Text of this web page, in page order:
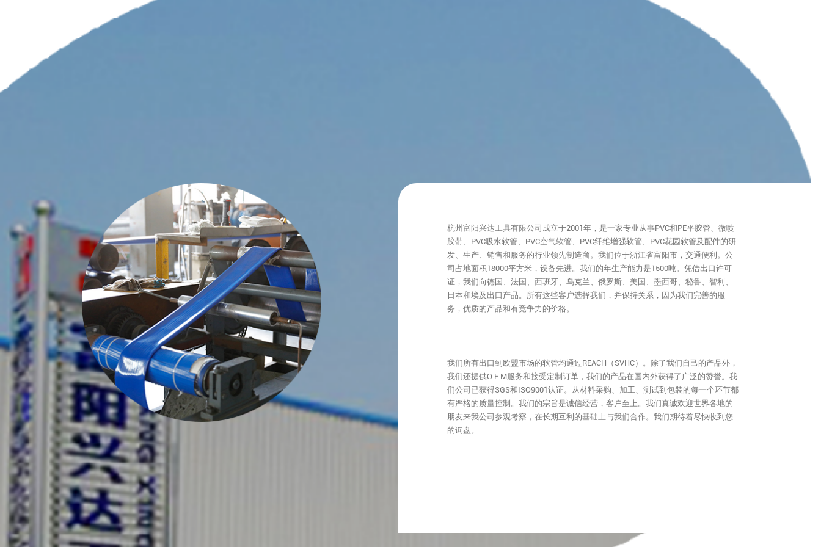
杭州富阳兴达工具有限公司成立于2001年，是一家专业从事PVC和PE平胶管、微喷
胶带、PVC吸水软管、PVC空气软管、PVC纤维增强软管、PVC花园软管及配件的研
发、生产、销售和服务的行业领先制造商。我们位于浙江省富阳市，交通便利。公
司占地面积18000平方米，设备先进。我们的年生产能力是1500吨。凭借出口许可
证，我们向德国、法国、西班牙、乌克兰、俄罗斯、美国、墨西哥、秘鲁、智利、
日本和埃及出口产品。所有这些客户选择我们，并保持关系，因为我们完善的服
务，优质的产品和有竞争力的价格。
我们所有出口到欧盟市场的软管均通过REACH（SVHC）。除了我们自己的产品外，
我们还提供O E M服务和接受定制订单，我们的产品在国内外获得了广泛的赞誉。我
们公司已获得SGS和ISO9001认证。从材料采购、加工、测试到包装的每一个环节都
有严格的质量控制。我们的宗旨是诚信经营，客户至上。我们真诚欢迎世界各地的
朋友来我公司参观考察，在长期互利的基础上与我们合作。我们期待着尽快收到您
的询盘。